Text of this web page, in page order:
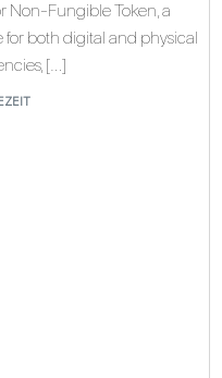
Non-Fungible Token, a
both digital and physical
[…]